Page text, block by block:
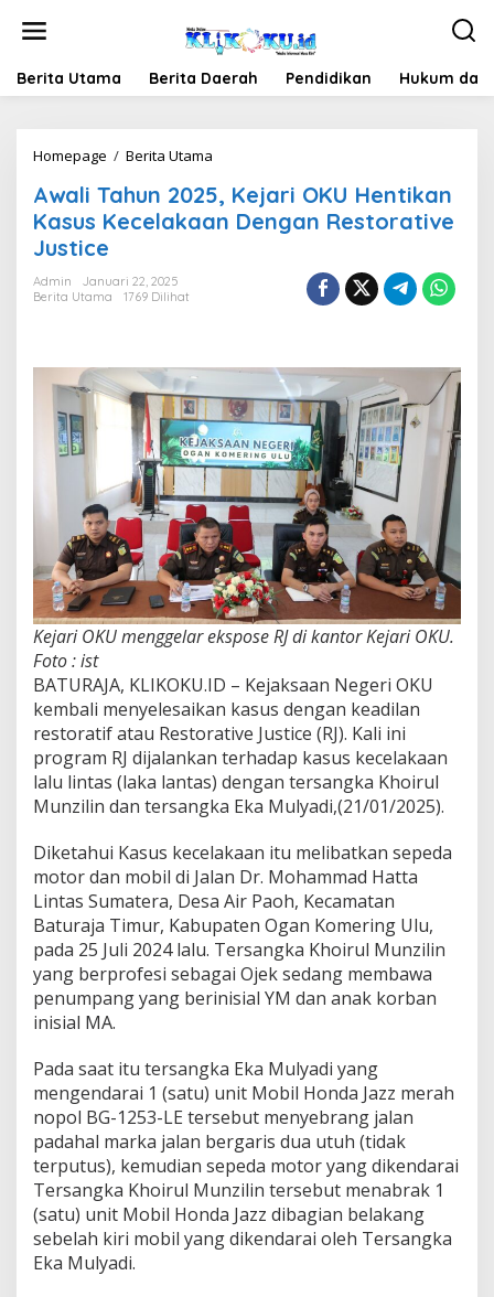
Berita Utama Berita Daerah Pendidikan Hukum
Homepage / Berita Utama
2025,
Kejari
OKU
Awali Tahun 2025, Kejari OKU Hentikan
Kasus Kecelakaan Dengan Restorative
Justice
Admin
Januari 22, 2025
Berita Utama
1769 Dilihat
Kejari OKU menggelar ekspose RJ di kantor Kejari OKU.
Foto : ist
BATURAJA, KLIKOKU.ID – Kejaksaan Negeri OKU
kembali menyelesaikan kasus dengan keadilan
restoratif atau Restorative Justice (RJ). Kali ini
program RJ dijalankan terhadap kasus kecelakaan
lalu lintas (laka lantas) dengan tersangka Khoirul
Munzilin dan tersangka Eka Mulyadi,(21/01/2025).
Diketahui Kasus kecelakaan itu melibatkan sepeda
motor dan mobil di Jalan Dr. Mohammad Hatta
Lintas Sumatera, Desa Air Paoh, Kecamatan
Baturaja Timur, Kabupaten Ogan Komering Ulu,
pada 25 Juli 2024 lalu. Tersangka Khoirul Munzilin
yang berprofesi sebagai Ojek sedang membawa
penumpang yang berinisial YM dan anak korban
inisial MA.
Pada saat itu tersangka Eka Mulyadi yang
mengendarai 1 (satu) unit Mobil Honda Jazz merah
nopol BG-1253-LE tersebut menyebrang jalan
padahal marka jalan bergaris dua utuh (tidak
terputus), kemudian sepeda motor yang dikendarai
Tersangka Khoirul Munzilin tersebut menabrak 1
(satu) unit Mobil Honda Jazz dibagian belakang
sebelah kiri mobil yang dikendarai oleh Tersangka
Eka Mulyadi.